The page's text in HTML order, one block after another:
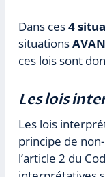
Dans ces4
situations
ces lois sont
Les lois
Les lois
principe de
l’article 2 du